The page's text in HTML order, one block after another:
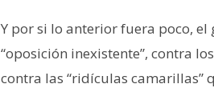
Y por si lo anterior fuera poco, el
“oposición inexistente”, contra
contra las “ridículas camarillas”